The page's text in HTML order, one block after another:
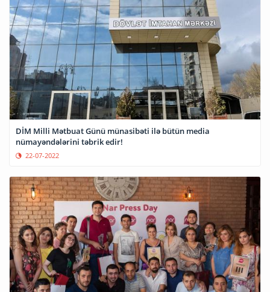
DİM Milli Mətbuat Günü münasibəti ilə bütün media
nümayəndələrini təbrik edir!
22-07-2022